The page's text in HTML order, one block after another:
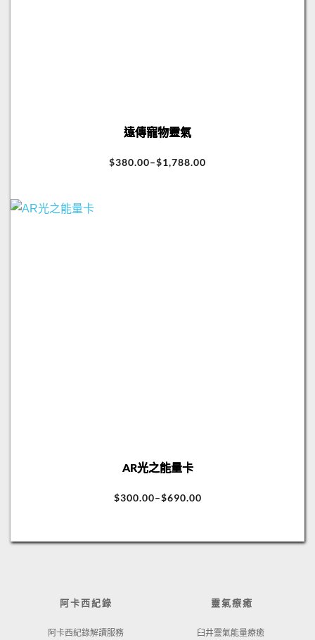
遠傳寵物靈氣
$380.00–$1,788.00
AR光之能量卡
$300.00–$690.00
阿卡西紀錄
阿卡西紀錄解讀服務
靈氣療癒
臼井靈氣能量療癒